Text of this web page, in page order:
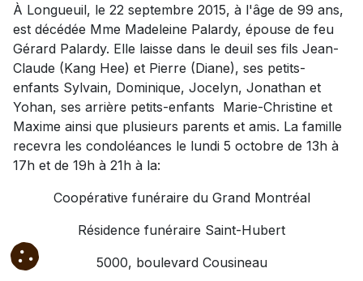
À Longueuil, le 22 septembre 2015, à l'âge de 99 ans,
est décédée Mme Madeleine Palardy, épouse de feu
Gérard Palardy. Elle laisse dans le deuil ses fils Jean-
Claude (Kang Hee) et Pierre (Diane), ses petits-
enfants Sylvain, Dominique, Jocelyn, Jonathan et
Yohan, ses arrière petits-enfants Marie-Christine et
Maxime ainsi que plusieurs parents et amis. La famille
recevra les condoléances le lundi 5 octobre de 13h à
17h et de 19h à 21h à la:
Coopérative funéraire du Grand Montréal
Résidence funéraire Saint-Hubert
5000, boulevard Cousineau